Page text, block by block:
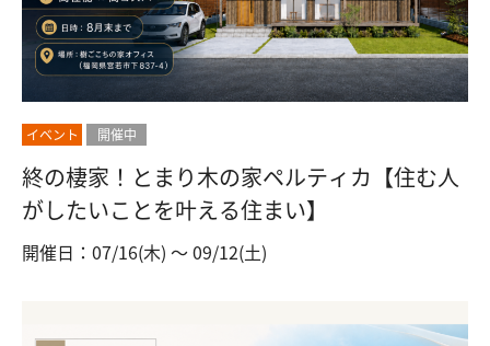
イベント 開催中
終の棲家！とまり木の家ペルティカ【住む人
がしたいことを叶える住まい】
開催日：07/16(木) 〜 09/12(土)